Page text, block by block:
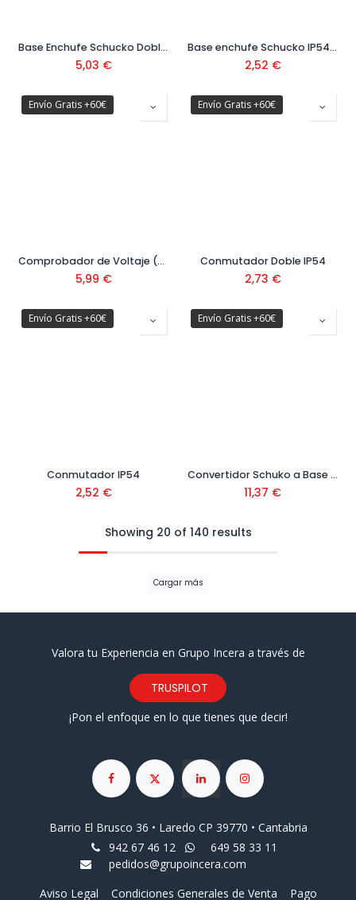
Base Enchufe Schucko Doble IP54 Ref: 5405
5,03 €
Base enchufe Schucko IP54 Ref: 5404
2,52 €
Envío Gratis +60€
Comprobador de Voltaje (Tester) Ref. 001400120
5,99 €
Envío Gratis +60€
Conmutador Doble IP54
2,73 €
Envío Gratis +60€
Conmutador IP54
2,52 €
Envío Gratis +60€
Convertidor Schuko a Base Cetac 16A 1 Metro
11,37 €
Showing 20 of 140 results
Cargar más
Valora tu Experiencia en Grupo Incera a través de
TRUSPILOT
¡Pon el enfoque en lo que tienes que decir!
Barrio El Brusco 36 • Laredo CP 39770 • Cantabria
942 67 46 12
649 58 33 11
pedidos@grupoincera.com
Aviso Legal
Condiciones Generales de Venta Pago